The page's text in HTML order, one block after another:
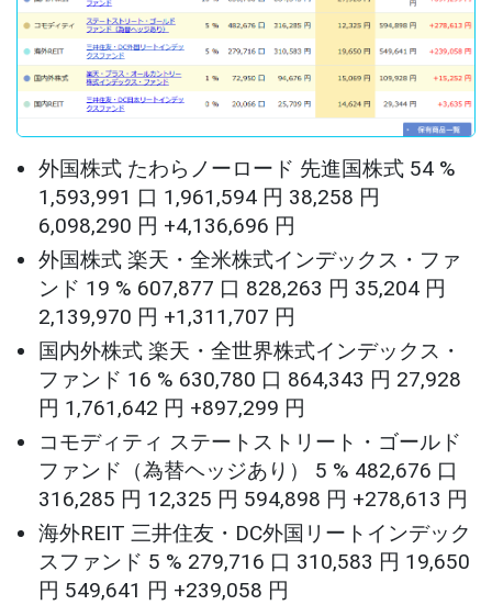
外国株式 たわらノーロード 先進国株式 54 %
1,593,991 口 1,961,594 円 38,258 円
6,098,290 円 +4,136,696 円
外国株式 楽天・全米株式インデックス・ファ
ンド 19 % 607,877 口 828,263 円 35,204 円
2,139,970 円 +1,311,707 円
国内外株式 楽天・全世界株式インデックス・
ファンド 16 % 630,780 口 864,343 円 27,928
円 1,761,642 円 +897,299 円
コモディティ ステートストリート・ゴールド
ファンド（為替ヘッジあり） 5 % 482,676 口
316,285 円 12,325 円 594,898 円 +278,613 円
海外REIT 三井住友・DC外国リートインデック
スファンド 5 % 279,716 口 310,583 円 19,650
円 549,641 円 +239,058 円